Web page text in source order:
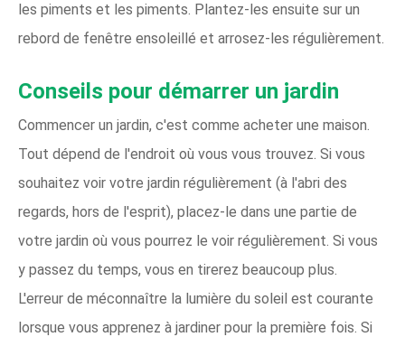
les piments et les piments. Plantez-les ensuite sur un
rebord de fenêtre ensoleillé et arrosez-les régulièrement.
Conseils pour démarrer un jardin
Commencer un jardin, c'est comme acheter une maison.
Tout dépend de l'endroit où vous vous trouvez. Si vous
souhaitez voir votre jardin régulièrement (à l'abri des
regards, hors de l'esprit), placez-le dans une partie de
votre jardin où vous pourrez le voir régulièrement. Si vous
y passez du temps, vous en tirerez beaucoup plus.
L'erreur de méconnaître la lumière du soleil est courante
lorsque vous apprenez à jardiner pour la première fois. Si